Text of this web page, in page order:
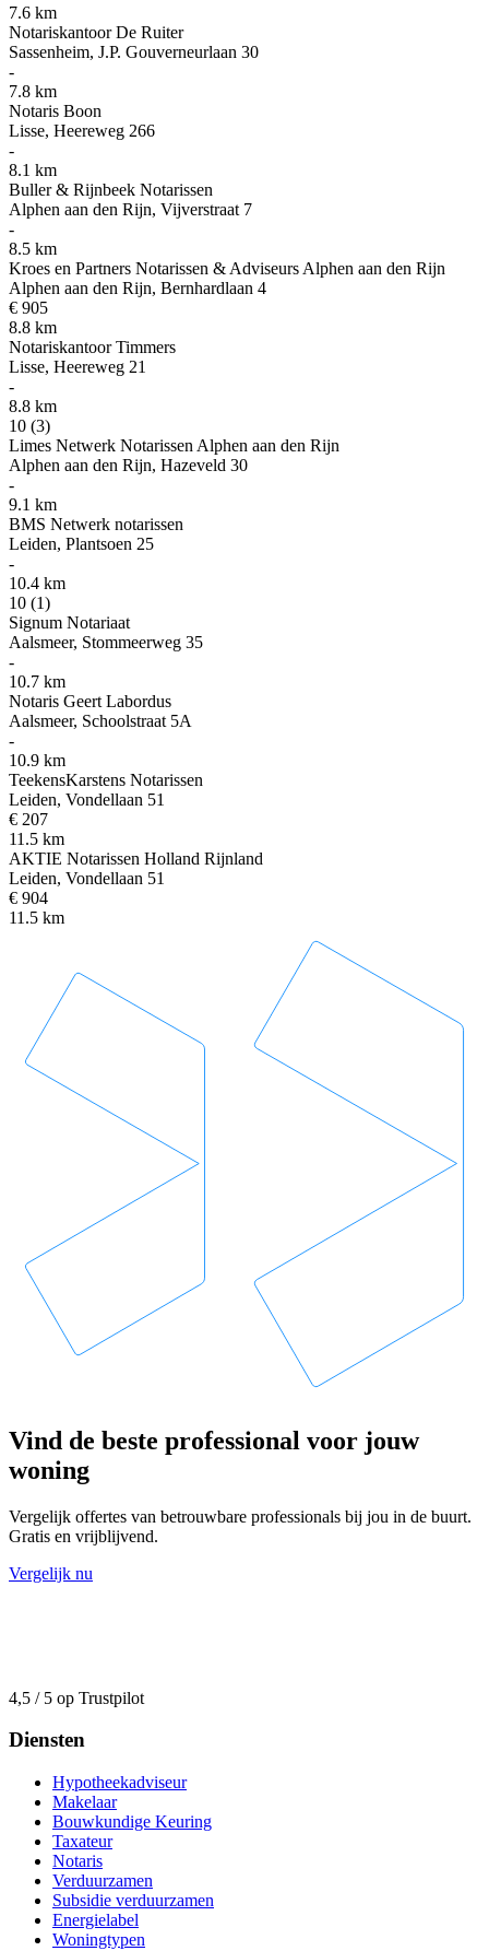
7.6 km
Notariskantoor De Ruiter
Sassenheim, J.P. Gouverneurlaan 30
-
7.8 km
Notaris Boon
Lisse, Heereweg 266
-
8.1 km
Buller & Rijnbeek Notarissen
Alphen aan den Rijn, Vijverstraat 7
-
8.5 km
Kroes en Partners Notarissen & Adviseurs Alphen aan den Rijn
Alphen aan den Rijn, Bernhardlaan 4
€ 905
8.8 km
Notariskantoor Timmers
Lisse, Heereweg 21
-
8.8 km
10 (3)
Limes Netwerk Notarissen Alphen aan den Rijn
Alphen aan den Rijn, Hazeveld 30
-
9.1 km
BMS Netwerk notarissen
Leiden, Plantsoen 25
-
10.4 km
10 (1)
Signum Notariaat
Aalsmeer, Stommeerweg 35
-
10.7 km
Notaris Geert Labordus
Aalsmeer, Schoolstraat 5A
-
10.9 km
TeekensKarstens Notarissen
Leiden, Vondellaan 51
€ 207
11.5 km
AKTIE Notarissen Holland Rijnland
Leiden, Vondellaan 51
€ 904
11.5 km
Vind de beste professional voor jouw
woning
Vergelijk offertes van betrouwbare professionals bij jou in de buurt.
Gratis en vrijblijvend.
Vergelijk nu
4,5 / 5 op Trustpilot
Diensten
Hypotheekadviseur
Makelaar
Bouwkundige Keuring
Taxateur
Notaris
Verduurzamen
Subsidie verduurzamen
Energielabel
Woningtypen